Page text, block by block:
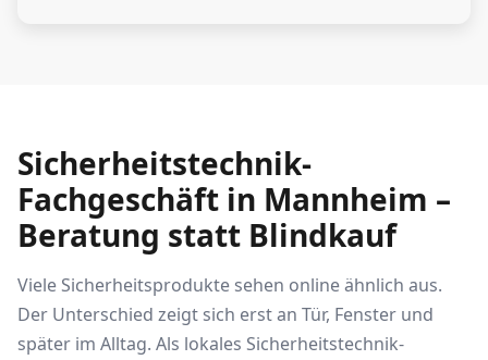
Sicherheitstechnik-
Fachgeschäft in Mannheim –
Beratung statt Blindkauf
Viele Sicherheitsprodukte sehen online ähnlich aus.
Der Unterschied zeigt sich erst an Tür, Fenster und
später im Alltag. Als lokales Sicherheitstechnik-